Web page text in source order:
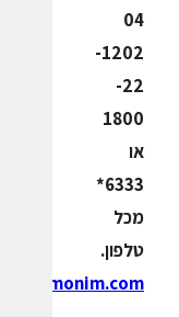
04
1202-
22-
1800
או
6333*
מכל
טלפון.
www.rimonim.com